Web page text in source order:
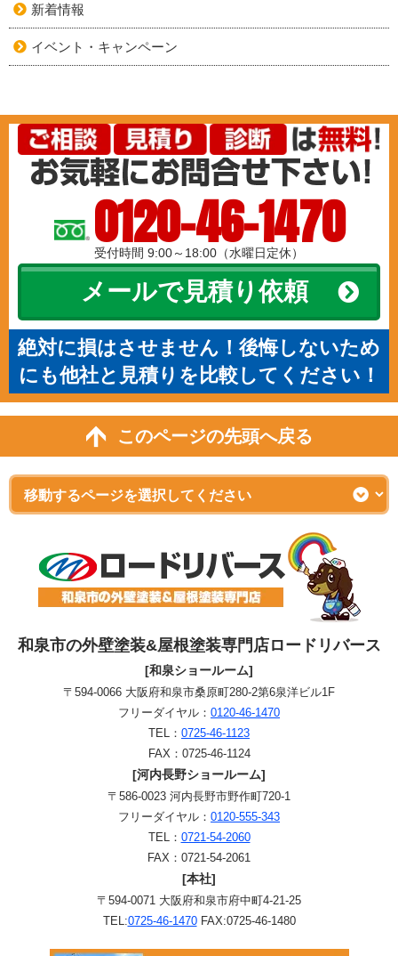
新着情報
イベント・キャンペーン
0120-46-1470
受付時間 9:00～18:00（水曜日定休）
メールで見積り依頼
絶対に損はさせません！後悔しないため
にも他社と見積りを比較してください！
このページの先頭へ戻る
和泉市の外壁塗装&屋根塗装専門店ロードリバース
[和泉ショールーム]
〒594-0066 大阪府和泉市桑原町280-2第6泉洋ビル1F
フリーダイヤル： 0120-46-1470
TEL： 0725-46-1123
FAX：0725-46-1124
[河内長野ショールーム]
〒586-0023 河内長野市野作町720-1
フリーダイヤル： 0120-555-343
TEL： 0721-54-2060
FAX：0721-54-2061
[本社]
〒594-0071 大阪府和泉市府中町4-21-25
TEL:0725-46-1470FAX:0725-46-1480